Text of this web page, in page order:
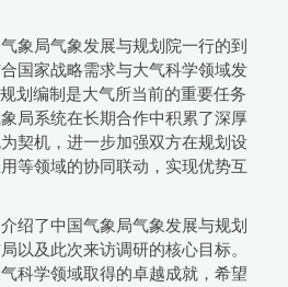
象局气象发展与规划院一行的到
国家战略需求与大气科学领域发
划编制是大气所当前的重要任务
局系统在长期合作中积累了深厚
契机，进一步加强双方在规划设
等领域的协同联动，实现优势互
绍了中国气象局气象发展与规划
以及此次来访调研的核心目标。
科学领域取得的卓越成就，希望